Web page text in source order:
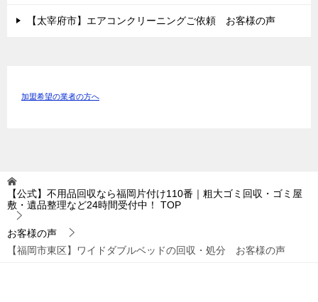
【太宰府市】エアコンクリーニングご依頼 お客様の声
加盟希望の業者の方へ
【公式】不用品回収なら福岡片付け110番｜粗大ゴミ回収・ゴミ屋
敷・遺品整理など24時間受付中！
TOP
お客様の声
【福岡市東区】ワイドダブルベッドの回収・処分 お客様の声